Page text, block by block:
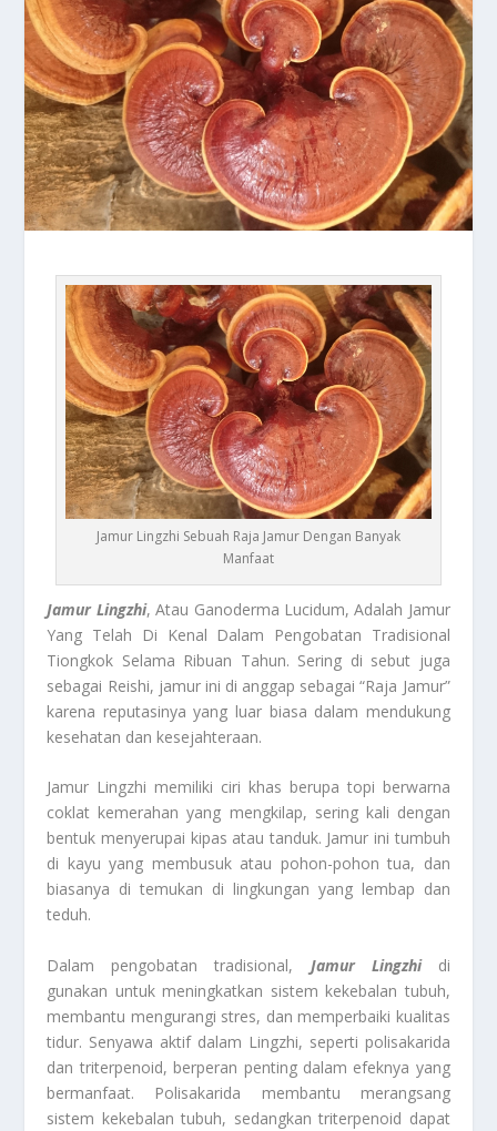
Jamur Lingzhi Sebuah Raja Jamur Dengan Banyak
Manfaat
Jamur Lingzhi, Atau Ganoderma Lucidum, Adalah Jamur
Yang Telah Di Kenal Dalam Pengobatan Tradisional
Tiongkok Selama Ribuan Tahun. Sering di sebut juga
sebagai Reishi, jamur ini di anggap sebagai “Raja Jamur”
karena reputasinya yang luar biasa dalam mendukung
kesehatan dan kesejahteraan.
Jamur Lingzhi memiliki ciri khas berupa topi berwarna
coklat kemerahan yang mengkilap, sering kali dengan
bentuk menyerupai kipas atau tanduk. Jamur ini tumbuh
di kayu yang membusuk atau pohon-pohon tua, dan
biasanya di temukan di lingkungan yang lembap dan
teduh.
Dalam pengobatan tradisional, Jamur Lingzhidi
gunakan untuk meningkatkan sistem kekebalan tubuh,
membantu mengurangi stres, dan memperbaiki kualitas
tidur. Senyawa aktif dalam Lingzhi, seperti polisakarida
dan triterpenoid, berperan penting dalam efeknya yang
bermanfaat. Polisakarida membantu merangsang
sistem kekebalan tubuh, sedangkan triterpenoid dapat